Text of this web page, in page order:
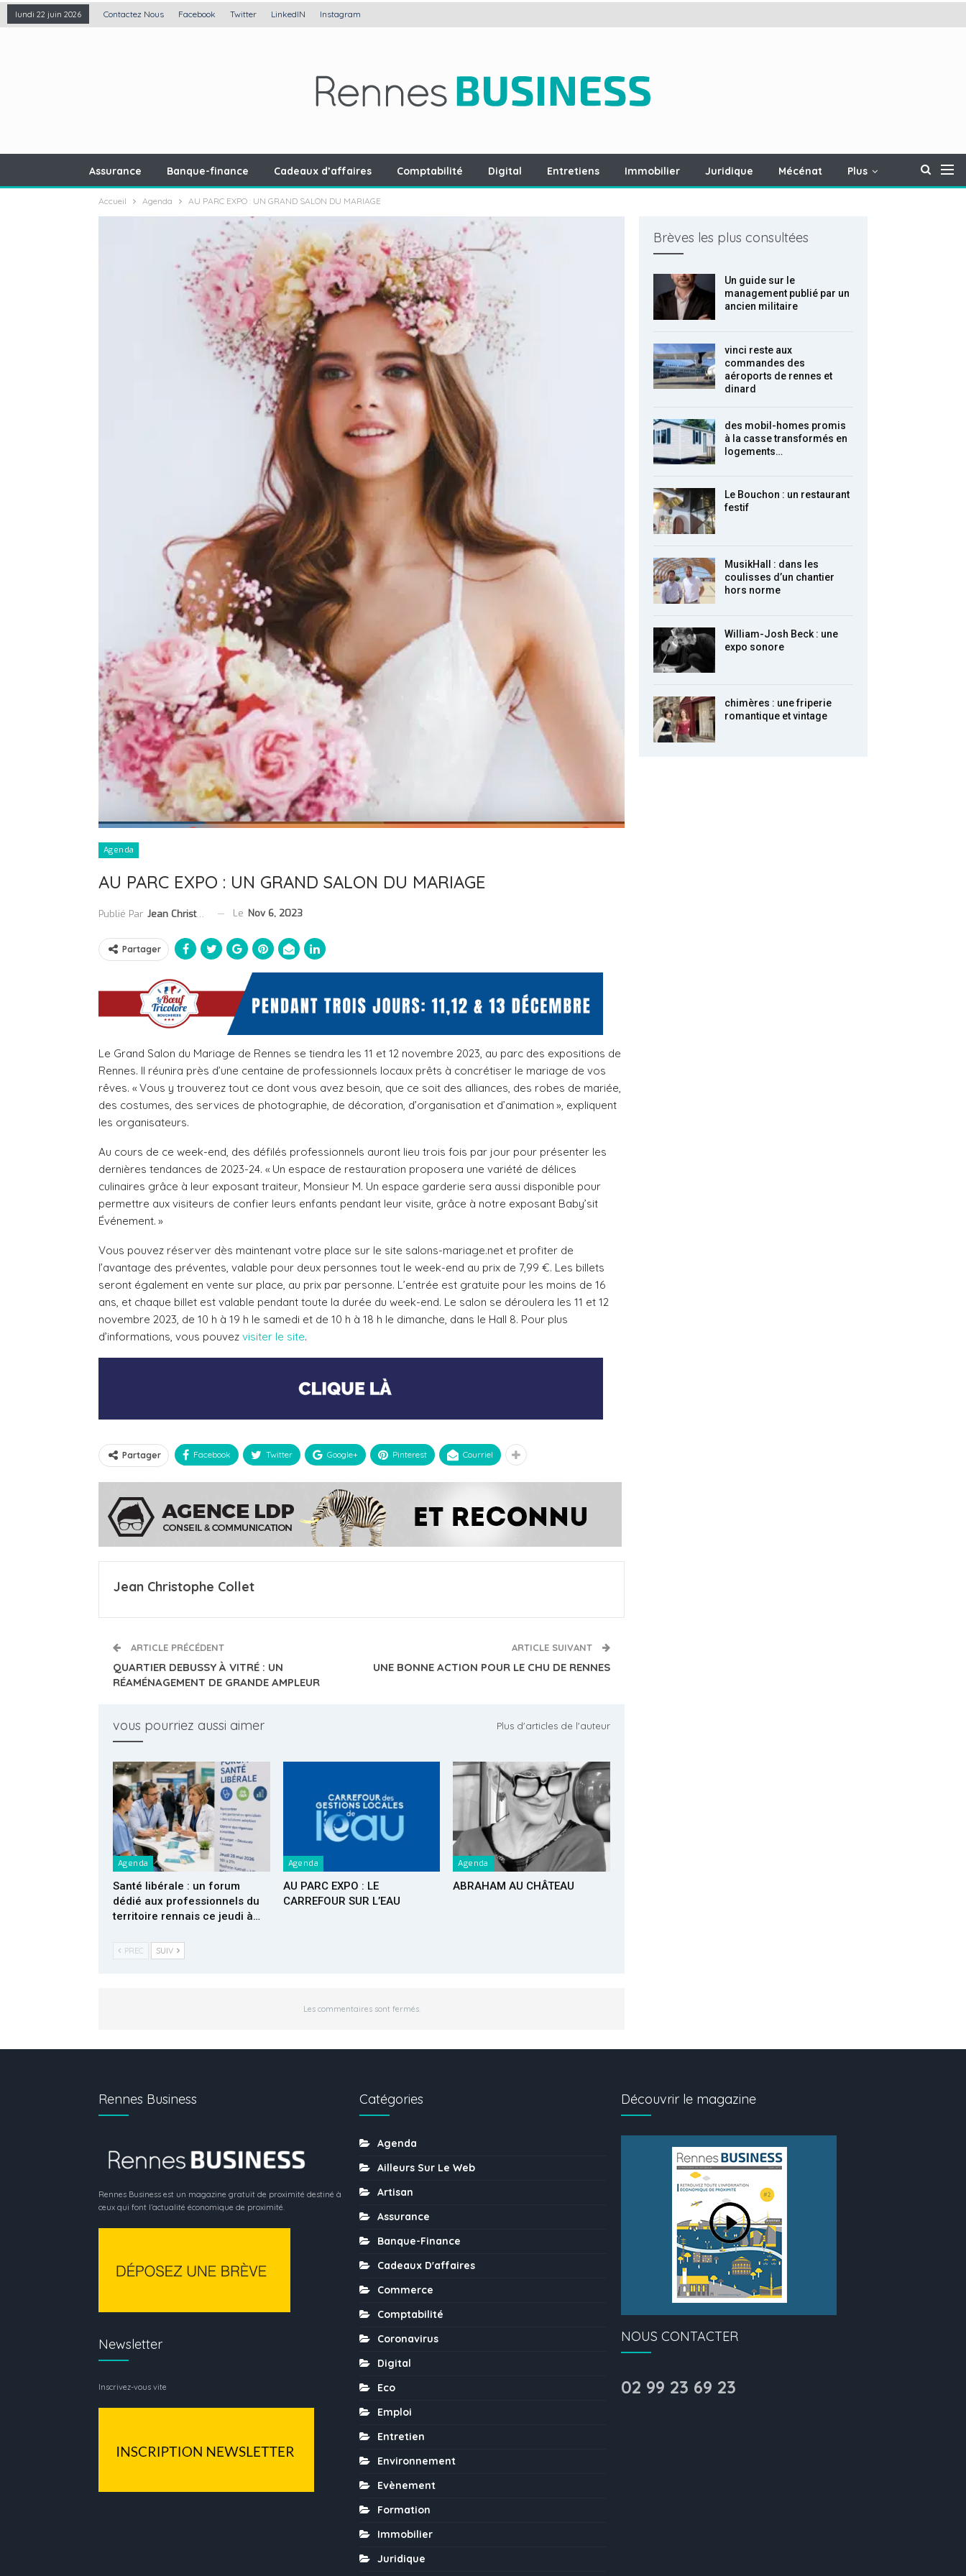
lundi 22 juin 2026 Contactez Nous Facebook Twitter LinkedIN Instagram
Assurance Banque-finance Cadeaux d’affaires Comptabilité Digital Entretiens Immobilier Juridique Mécénat Plus
Accueil Agenda AU PARC EXPO : UN GRAND SALON DU MARIAGE
Agenda
AU PARC EXPO : UN GRAND SALON DU MARIAGE
Publié Par Jean Christophe Collet Le Nov 6, 2023
Partager
Le Grand Salon du Mariage de Rennes se tiendra les 11 et 12 novembre 2023, au parc des expositions de
Rennes. Il réunira près d’une centaine de professionnels locaux prêts à concrétiser le mariage de vos
rêves. « Vous y trouverez tout ce dont vous avez besoin, que ce soit des alliances, des robes de mariée,
des costumes, des services de photographie, de décoration, d’organisation et d’animation », expliquent
les organisateurs.
Au cours de ce week-end, des défilés professionnels auront lieu trois fois par jour pour présenter les
dernières tendances de 2023-24. « Un espace de restauration proposera une variété de délices
culinaires grâce à leur exposant traiteur, Monsieur M. Un espace garderie sera aussi disponible pour
permettre aux visiteurs de confier leurs enfants pendant leur visite, grâce à notre exposant Baby’sit
Événement. »
Vous pouvez réserver dès maintenant votre place sur le site salons-mariage.net et profiter de
l’avantage des préventes, valable pour deux personnes tout le week-end au prix de 7,99 €. Les billets
seront également en vente sur place, au prix par personne. L’entrée est gratuite pour les moins de 16
ans, et chaque billet est valable pendant toute la durée du week-end. Le salon se déroulera les 11 et 12
novembre 2023, de 10 h à 19 h le samedi et de 10 h à 18 h le dimanche, dans le Hall 8. Pour plus
d’informations, vous pouvez visiter le site.
Partager Facebook Twitter Google+ Pinterest Courriel
Jean Christophe Collet
ARTICLE PRÉCÉDENT
QUARTIER DEBUSSY À VITRÉ : UN
RÉAMÉNAGEMENT DE GRANDE AMPLEUR
ARTICLE SUIVANT
UNE BONNE ACTION POUR LE CHU DE RENNES
vous pourriez aussi aimer Plus d'articles de l'auteur
Agenda
Santé libérale : un forum
dédié aux professionnels du
territoire rennais ce jeudi à…
Agenda
AU PARC EXPO : LE
CARREFOUR SUR L’EAU
Agenda
ABRAHAM AU CHÂTEAU
PREC SUIV
Les commentaires sont fermés.
Brèves les plus consultées
Un guide sur le
management publié par un
ancien militaire
vinci reste aux
commandes des
aéroports de rennes et
dinard
des mobil-homes promis
à la casse transformés en
logements…
Le Bouchon : un restaurant
festif
MusikHall : dans les
coulisses d’un chantier
hors norme
William-Josh Beck : une
expo sonore
chimères : une friperie
romantique et vintage
Rennes Business
Rennes Business est un magazine gratuit de proximité destiné à
ceux qui font l’actualité économique de proximité.
Newsletter
Inscrivez-vous vite
Catégories
Agenda
Ailleurs Sur Le Web
Artisan
Assurance
Banque-Finance
Cadeaux D'affaires
Commerce
Comptabilité
Coronavirus
Digital
Eco
Emploi
Entretien
Environnement
Evènement
Formation
Immobilier
Juridique
Découvrir le magazine
NOUS CONTACTER
02 99 23 69 23